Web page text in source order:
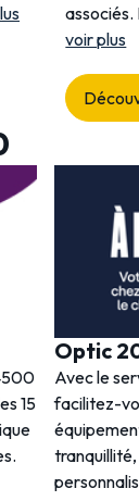
voir plus
15
Optic
Avec le
facilitez-